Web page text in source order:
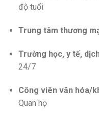
độ tuổi
Trung tâm thương
Trường học, y tế,
24/7
Công viên văn hóa/
Quan họ